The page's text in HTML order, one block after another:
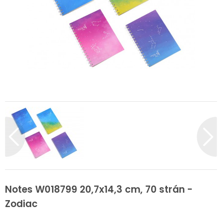
Notes W018799 20,7x14,3 cm, 70 strán -
Zodiac